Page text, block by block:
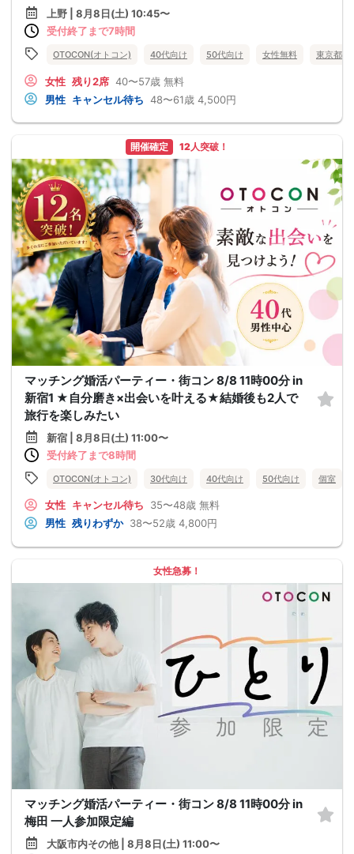
上野 | 8月8日(土) 10:45〜
受付終了まで7時間
OTOCON(オトコン) 40代向け 50代向け 女性無料 東京都
女性 残り2席 40〜57歳 無料
男性 キャンセル待ち 48〜61歳 4,500円
開催確定 12人突破！
マッチング婚活パーティー・街コン 8/8 11時00分 in
新宿1 ★自分磨き×出会いを叶える★結婚後も2人で
旅行を楽しみたい
新宿 | 8月8日(土) 11:00〜
受付終了まで8時間
OTOCON(オトコン) 30代向け 40代向け 50代向け 個室
女性 キャンセル待ち 35〜48歳 無料
男性 残りわずか 38〜52歳 4,800円
女性急募！
マッチング婚活パーティー・街コン 8/8 11時00分 in
梅田 一人参加限定編
大阪市内その他 | 8月8日(土) 11:00〜